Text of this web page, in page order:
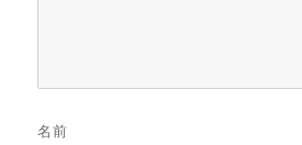
名前